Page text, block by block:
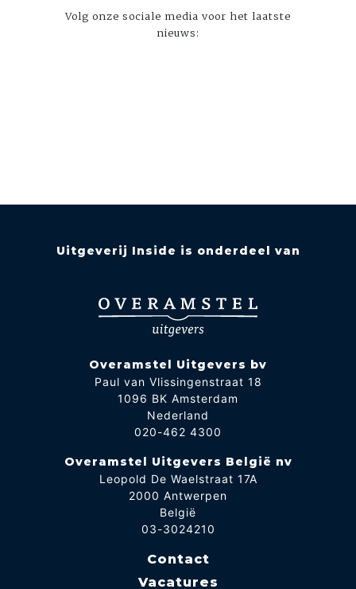
Volg onze sociale media voor het laatste
nieuws:
Uitgeverij Inside is onderdeel van
Overamstel Uitgevers bv
Paul van Vlissingenstraat 18
1096 BK Amsterdam
Nederland
020-462 4300
Overamstel Uitgevers België nv
Leopold De Waelstraat 17A
2000 Antwerpen
België
03-3024210
Contact
Vacatures